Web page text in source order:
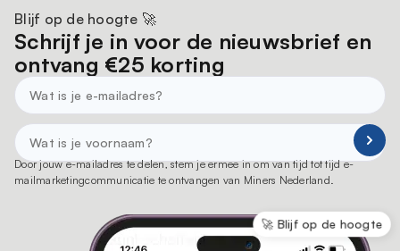
je miningapparatuur. Onze hostingfaciliteiten zorgen
voor optimale koeling, beveiliging en 24/7
monitoring, zodat je miner altijd op topniveau
presteert. Met hosting hoef je je geen zorgen te
maken over onderhoud en operationele zaken, en
kun je je volledig richten op het maximaliseren van je
miningrendement.
Blijf op de hoogte 🚀
Schrijf je in voor de nieuwsbrief en
ontvang €25 korting
Door jouw e-mailadres te delen, stem je ermee in om van tijd tot tijd e-
mailmarketingcommunicatie te ontvangen van Miners Nederland.
🚀 Blijf op de hoogte